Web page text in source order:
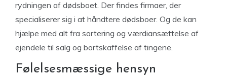
rydningen af dødsboet. Der findes firmaer, der
specialiserer sig i at håndtere dødsboer. Og de kan
hjælpe med alt fra sortering og værdiansættelse af
ejendele til salg og bortskaffelse af tingene.
Følelsesmæssige hensyn